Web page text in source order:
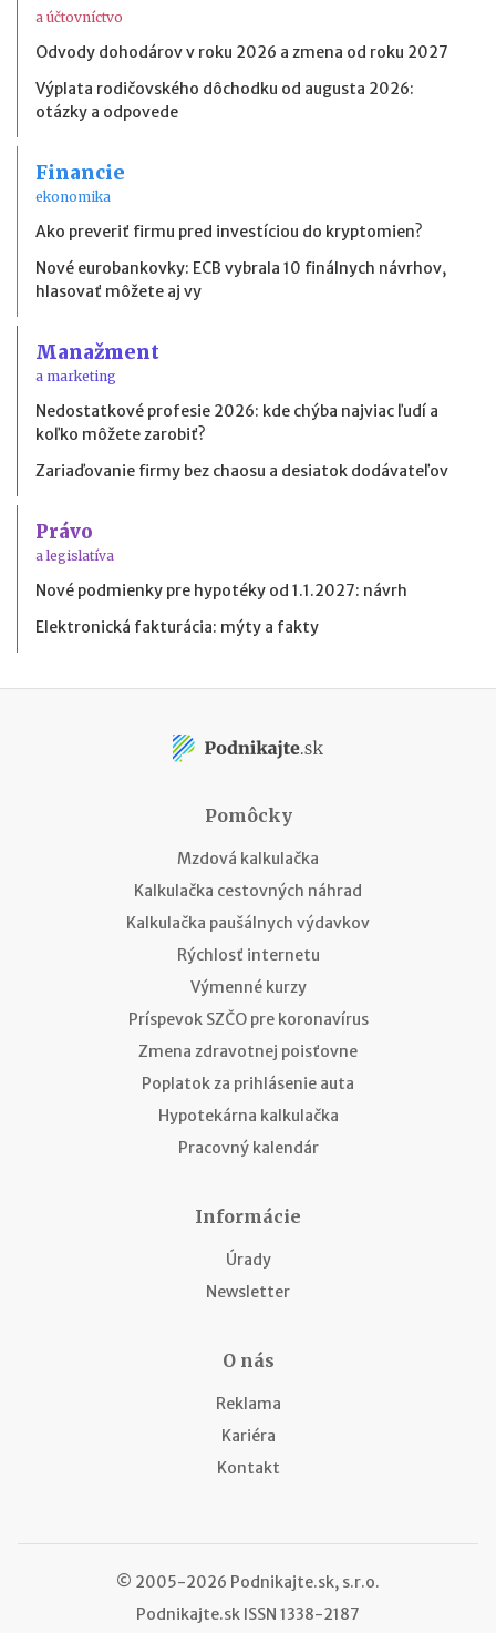
a účtovníctvo
Odvody dohodárov v roku 2026 a zmena od roku 2027
Výplata rodičovského dôchodku od augusta 2026:
otázky a odpovede
Financie
ekonomika
Ako preveriť firmu pred investíciou do kryptomien?
Nové eurobankovky: ECB vybrala 10 finálnych návrhov,
hlasovať môžete aj vy
Manažment
a marketing
Nedostatkové profesie 2026: kde chýba najviac ľudí a
koľko môžete zarobiť?
Zariaďovanie firmy bez chaosu a desiatok dodávateľov
Právo
a legislatíva
Nové podmienky pre hypotéky od 1.1.2027: návrh
Elektronická fakturácia: mýty a fakty
Pomôcky
Mzdová kalkulačka
Kalkulačka cestovných náhrad
Kalkulačka paušálnych výdavkov
Rýchlosť internetu
Výmenné kurzy
Príspevok SZČO pre koronavírus
Zmena zdravotnej poisťovne
Poplatok za prihlásenie auta
Hypotekárna kalkulačka
Pracovný kalendár
Informácie
Úrady
Newsletter
O nás
Reklama
Kariéra
Kontakt
© 2005-2026 Podnikajte.sk, s.r.o.
Podnikajte.sk ISSN 1338-2187